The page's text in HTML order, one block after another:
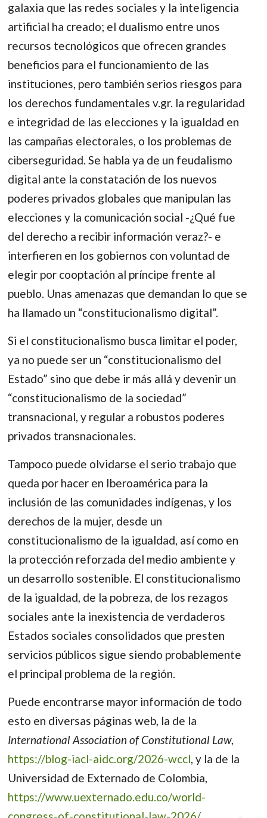
galaxia que las redes sociales y la inteligencia
artificial ha creado; el dualismo entre unos
recursos tecnológicos que ofrecen grandes
beneficios para el funcionamiento de las
instituciones, pero también serios riesgos para
los derechos fundamentales v.gr. la regularidad
e integridad de las elecciones y la igualdad en
las campañas electorales, o los problemas de
ciberseguridad. Se habla ya de un feudalismo
digital ante la constatación de los nuevos
poderes privados globales que manipulan las
elecciones y la comunicación social -¿Qué fue
del derecho a recibir información veraz?- e
interfieren en los gobiernos con voluntad de
elegir por cooptación al príncipe frente al
pueblo. Unas amenazas que demandan lo que se
ha llamado un “constitucionalismo digital”.
Si el constitucionalismo busca limitar el poder,
ya no puede ser un “constitucionalismo del
Estado” sino que debe ir más allá y devenir un
“constitucionalismo de la sociedad”
transnacional, y regular a robustos poderes
privados transnacionales.
Tampoco puede olvidarse el serio trabajo que
queda por hacer en Iberoamérica para la
inclusión de las comunidades indígenas, y los
derechos de la mujer, desde un
constitucionalismo de la igualdad, así como en
la protección reforzada del medio ambiente y
un desarrollo sostenible. El constitucionalismo
de la igualdad, de la pobreza, de los rezagos
sociales ante la inexistencia de verdaderos
Estados sociales consolidados que presten
servicios públicos sigue siendo probablemente
el principal problema de la región.
Puede encontrarse mayor información de todo
esto en diversas páginas web, la de la
International Association of Constitutional Law,
https://blog-iacl-aidc.org/2026-wccl, y la de la
Universidad de Externado de Colombia,
https://www.uexternado.edu.co/world-